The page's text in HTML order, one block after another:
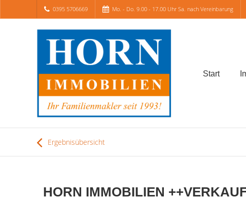
0395 5706669 Mo. - Do. 9.00 - 17.00 Uhr Sa. nach Vereinbarung
Start
Ergebnisübersicht
HORN IMMOBILIEN